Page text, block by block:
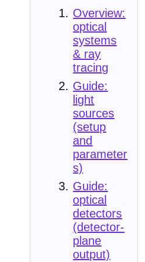
Overview:
optical
systems
& ray
tracing
Guide:
light
sources
(setup
and
parameter
s)
Guide:
optical
detectors
(detector-
plane
output)